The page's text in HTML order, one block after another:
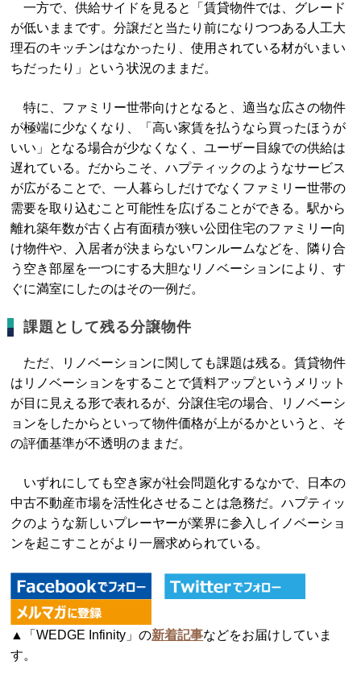
一方で、供給サイドを見ると「賃貸物件では、グレード
が低いままです。分譲だと当たり前になりつつある人工大
理石のキッチンはなかったり、使用されている材がいまい
ちだったり」という状況のままだ。
特に、ファミリー世帯向けとなると、適当な広さの物件
が極端に少なくなり、「高い家賃を払うなら買ったほうが
いい」となる場合が少なくなく、ユーザー目線での供給は
遅れている。だからこそ、ハプティックのようなサービス
が広がることで、一人暮らしだけでなくファミリー世帯の
需要を取り込むこと可能性を広げることができる。駅から
離れ築年数が古く占有面積が狭い公団住宅のファミリー向
け物件や、入居者が決まらないワンルームなどを、隣り合
う空き部屋を一つにする大胆なリノベーションにより、す
ぐに満室にしたのはその一例だ。
課題として残る分譲物件
ただ、リノベーションに関しても課題は残る。賃貸物件
はリノベーションをすることで賃料アップというメリット
が目に見える形で表れるが、分譲住宅の場合、リノベーシ
ョンをしたからといって物件価格が上がるかというと、そ
の評価基準が不透明のままだ。
いずれにしても空き家が社会問題化するなかで、日本の
中古不動産市場を活性化させることは急務だ。ハプティッ
クのような新しいプレーヤーが業界に参入しイノベーショ
ンを起こすことがより一層求められている。
▲「WEDGE Infinity」の新着記事などをお届けしていま
す。